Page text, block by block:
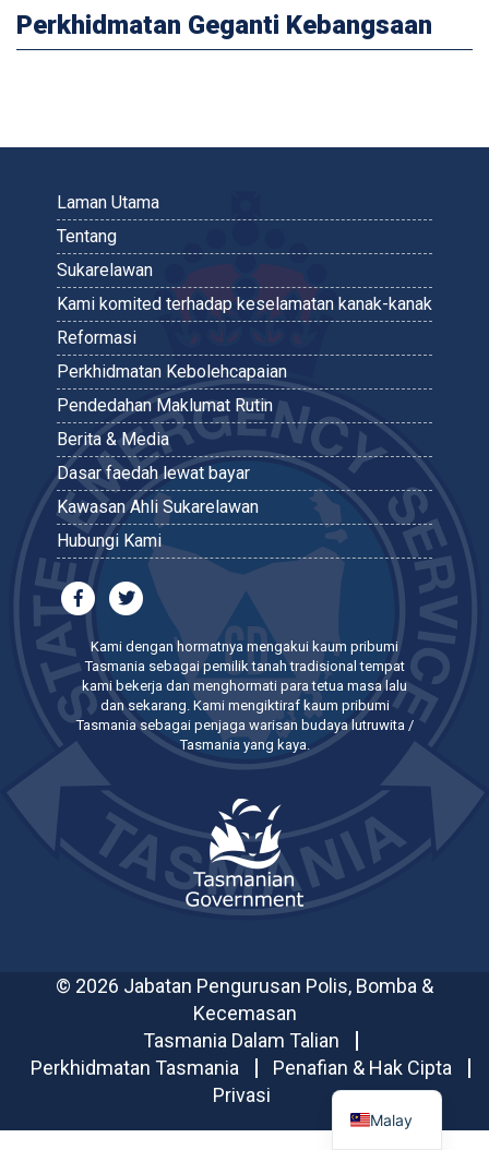
Perkhidmatan Geganti Kebangsaan
Laman Utama
Tentang
Sukarelawan
Kami komited terhadap keselamatan kanak-kanak
Reformasi
Perkhidmatan Kebolehcapaian
Pendedahan Maklumat Rutin
Berita & Media
Dasar faedah lewat bayar
Kawasan Ahli Sukarelawan
Hubungi Kami
Kami dengan hormatnya mengakui kaum pribumi
Tasmania sebagai pemilik tanah tradisional tempat
kami bekerja dan menghormati para tetua masa lalu
dan sekarang. Kami mengiktiraf kaum pribumi
Tasmania sebagai penjaga warisan budaya lutruwita /
Tasmania yang kaya.
© 2026 Jabatan Pengurusan Polis, Bomba &
Kecemasan
Tasmania Dalam Talian
Perkhidmatan Tasmania
Penafian & Hak Cipta
Privasi
Malay